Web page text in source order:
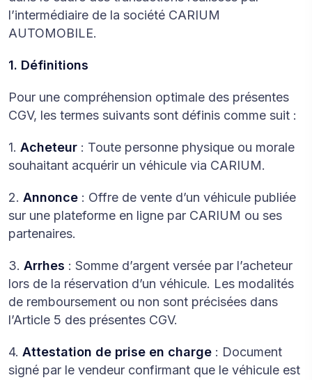
l’intermédiaire de la société CARIUM
AUTOMOBILE.
1. Définitions
Pour une compréhension optimale des présentes
CGV, les termes suivants sont définis comme suit :
1. Acheteur : Toute personne physique ou morale
souhaitant acquérir un véhicule via CARIUM.
2. Annonce : Offre de vente d’un véhicule publiée
sur une plateforme en ligne par CARIUM ou ses
partenaires.
3. Arrhes : Somme d’argent versée par l’acheteur
lors de la réservation d’un véhicule. Les modalités
de remboursement ou non sont précisées dans
l’Article 5 des présentes CGV.
4. Attestation de prise en charge : Document
signé par le vendeur confirmant que le véhicule est